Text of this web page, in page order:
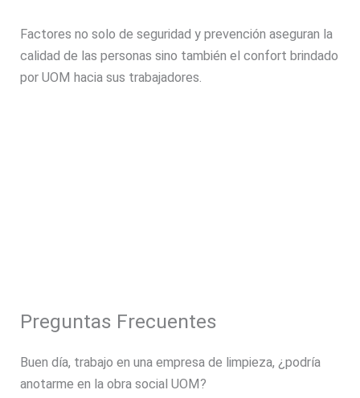
Factores no solo de seguridad y prevención aseguran la
calidad de las personas sino también el confort brindado
por UOM hacia sus trabajadores.
Preguntas Frecuentes
Buen día, trabajo en una empresa de limpieza, ¿podría
anotarme en la obra social UOM?